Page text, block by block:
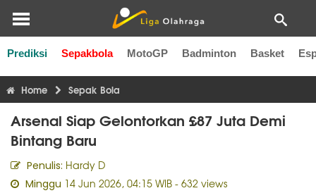
Prediksi Sepakbola MotoGP Badminton Basket
Liga Inggris Liga Italia Liga Spanyol Liga Perancis
Home Sepak Bola
Arsenal Siap Gelontorkan £87 Juta Demi
Bintang Baru
Penulis: Hardy D
Minggu 14 Jun 2026, 04:15 WIB - 632 views